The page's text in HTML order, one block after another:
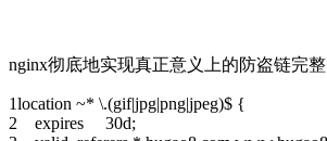
nginx彻底地实现真正意义上的防盗链完
1
2
location ~* \.(gif|jpg|png|jpeg)$ {
expires 30d;